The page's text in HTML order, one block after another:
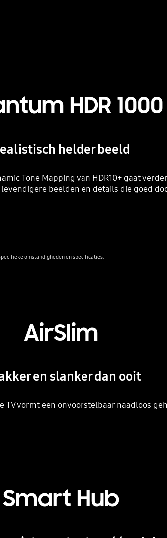
HDR 1000
helder beeld
Tone Mapping van HDR10+ gaat
beelden en details die goed
omstandigheden en specificaties.
AirSlim
en slanker dan ooit
TV vormt een onvoorstelbaar naadloos
Smart Hub